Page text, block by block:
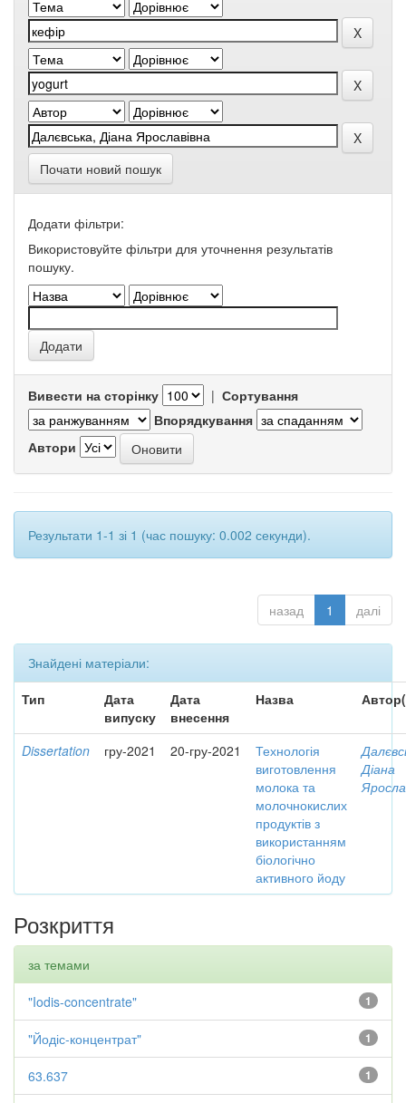
Почати новий пошук
Додати фільтри:
Використовуйте фільтри для уточнення результатів
пошуку.
Вивести на сторінку | Сортування
Впорядкування
Автори
Результати 1-1 зі 1 (час пошуку: 0.002 секунди).
назад 1 далі
Знайдені матеріали:
Тип
Дата
випуску
Дата
внесення
Назва
Dissertation гру-2021 20-гру-2021
Технологія
виготовлення
молока та
молочнокислих
продуктів з
використанням
біологічно
активного йоду
Діана
Розкриття
за темами
1
"Iodis-concentrate"
1
"Йодіс-концентрат"
1
63.637